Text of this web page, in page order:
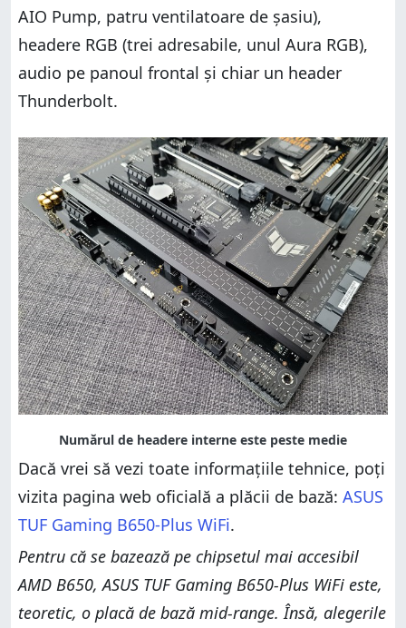
AIO Pump, patru ventilatoare de șasiu),
headere RGB (trei adresabile, unul Aura RGB),
audio pe panoul frontal și chiar un header
Thunderbolt.
Dacă vrei să vezi toate informațiile tehnice, poți
vizita pagina web oficială a plăcii de bază: ASUS
TUF Gaming B650-Plus WiFi.
Pentru că se bazează pe chipsetul mai accesibil
AMD B650, ASUS TUF Gaming B650-Plus WiFi este,
teoretic, o placă de bază mid-range. Însă, alegerile